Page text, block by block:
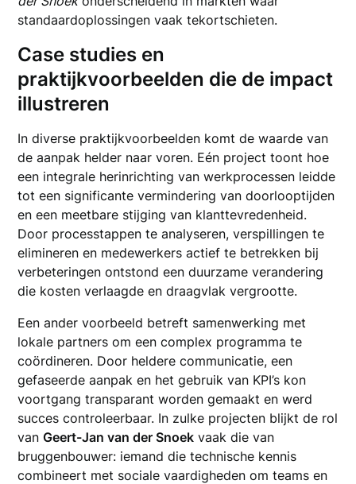
standaardoplossingen vaak tekortschieten.
Case studies en
praktijkvoorbeelden die de impact
illustreren
In diverse praktijkvoorbeelden komt de waarde van
de aanpak helder naar voren. Eén project toont hoe
een integrale herinrichting van werkprocessen leidde
tot een significante vermindering van doorlooptijden
en een meetbare stijging van klanttevredenheid.
Door processtappen te analyseren, verspillingen te
elimineren en medewerkers actief te betrekken bij
verbeteringen ontstond een duurzame verandering
die kosten verlaagde en draagvlak vergrootte.
Een ander voorbeeld betreft samenwerking met
lokale partners om een complex programma te
coördineren. Door heldere communicatie, een
gefaseerde aanpak en het gebruik van KPI’s kon
voortgang transparant worden gemaakt en werd
succes controleerbaar. In zulke projecten blijkt de rol
vanGeert-Jan van der Snoek vaak die van
bruggenbouwer: iemand die technische kennis
combineert met sociale vaardigheden om teams en